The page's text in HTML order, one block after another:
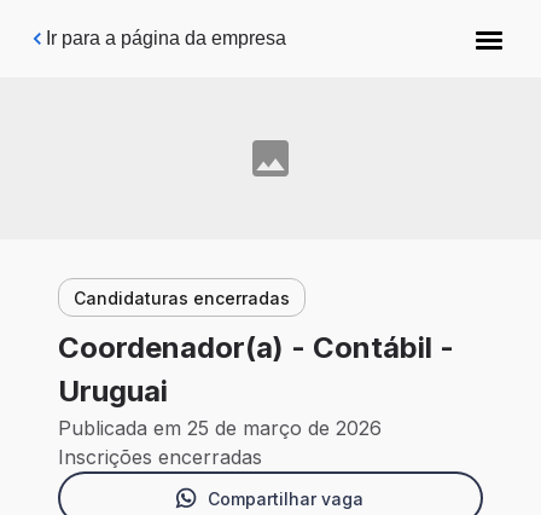
Pular para o conteúdo principal
Ir para a página da empresa
Candidaturas encerradas
Coordenador(a) - Contábil -
Uruguai
Publicada em 25 de março de 2026
Inscrições encerradas
Compartilhar vaga